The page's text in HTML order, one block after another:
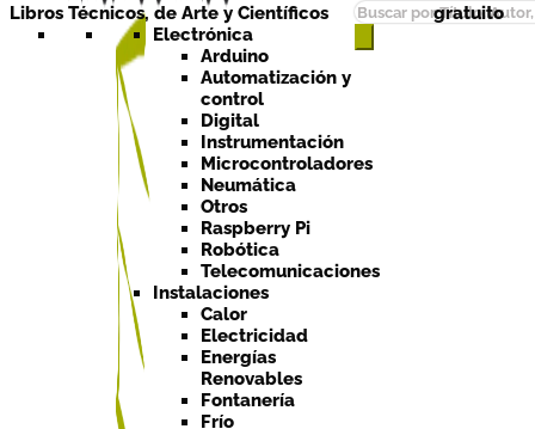
Búsqueda
de
Libros Técnicos, de Arte y Científicos
Electrónica
Arduino
Automatización y
control
Digital
Instrumentación
Microcontroladores
Neumática
Otros
Raspberry Pi
Robótica
Telecomunicaciones
Instalaciones
Calor
Electricidad
Energías
Renovables
Fontanería
Frío
gratuito